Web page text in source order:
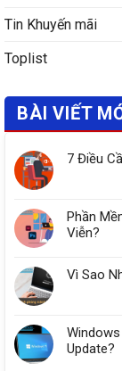
Tin Khuyến mãi
Toplist
BÀI VIẾT
7 Điều
Phần
Viễn?
Vì Sao
Update?